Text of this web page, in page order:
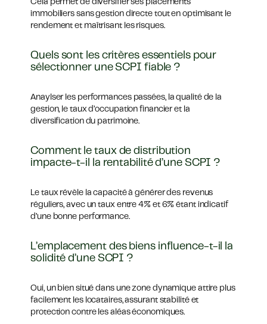
Cela permet de diversifier ses placements
immobiliers sans gestion directe tout en optimisant le
rendement et maîtrisant les risques.
Quels sont les critères essentiels pour
sélectionner une SCPI fiable ?
Anaylser les performances passées, la qualité de la
gestion, le taux d’occupation financier et la
diversification du patrimoine.
Comment le taux de distribution
impacte-t-il la rentabilité d’une SCPI ?
Le taux révèle la capacité à générer des revenus
réguliers, avec un taux entre 4% et 6% étant indicatif
d’une bonne performance.
L’emplacement des biens influence-t-il la
solidité d’une SCPI ?
Oui, un bien situé dans une zone dynamique attire plus
facilement les locataires, assurant stabilité et
protection contre les aléas économiques.